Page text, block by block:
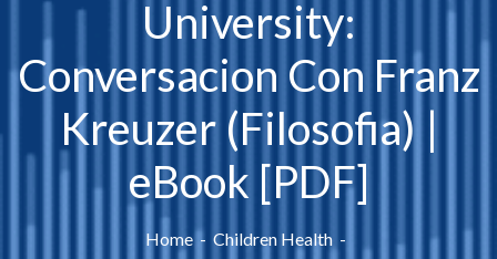
University:
Conversacion Con Franz
Kreuzer (Filosofia) |
eBook [PDF]
Home
Children Health